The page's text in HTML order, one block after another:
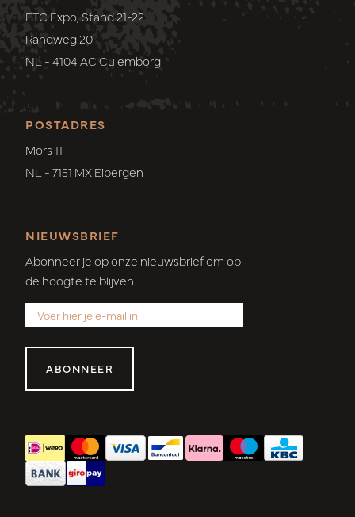
POSTADRES
Mors 11
NL - 7151 MX Eibergen
ETC Expo, Stand 21-22
Randweg 20
NL - 4104 AC Culemborg
NIEUWSBRIEF
Abonneer je op onze nieuwsbrief om op
de hoogte te blijven.
ABONNEER